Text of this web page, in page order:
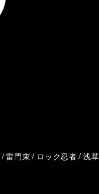
雷門東 ロック忍者 浅